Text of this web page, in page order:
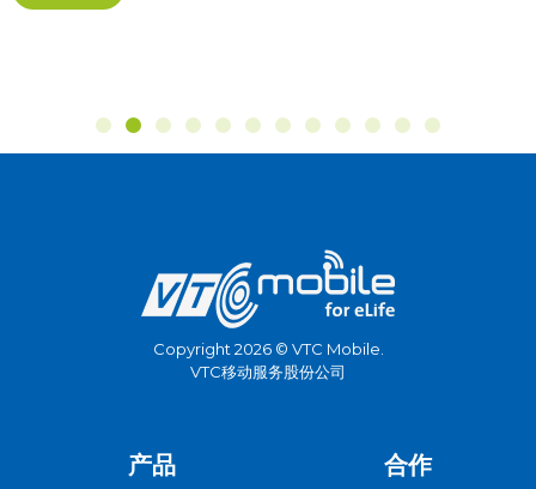
Copyright 2026 © VTC Mobile.
VTC移动服务股份公司
产品 合作